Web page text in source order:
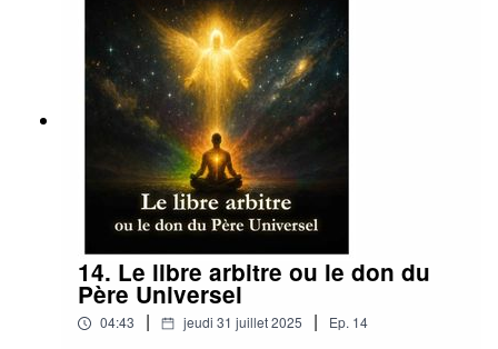
14. Le libre arbitre ou le don du
Père Universel
04:43 | jeudi 31 juillet 2025 | Ep. 14